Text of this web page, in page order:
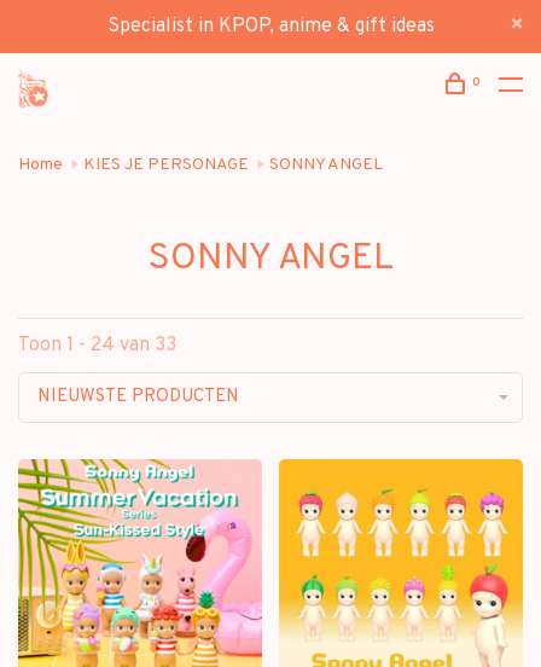
Specialist in KPOP, anime & gift ideas
0
Home KIES JE PERSONAGE SONNY ANGEL
SONNY ANGEL
Toon 1 - 24 van 33
NIEUWSTE PRODUCTEN